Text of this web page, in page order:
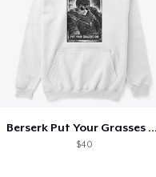
Berserk Put Your Grasses On MANGA STYLE
$40